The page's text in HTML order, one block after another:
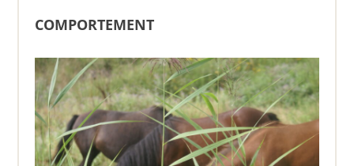
COMPORTEMENT